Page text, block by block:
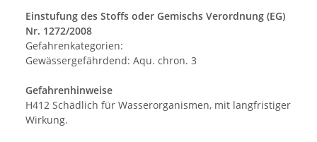
Einstufung des Stoffs oder Gemischs Verordnung (EG)
Nr. 1272/2008
Gefahrenkategorien:
Gewässergefährdend: Aqu. chron. 3
Gefahrenhinweise
H412 Schädlich für Wasserorganismen, mit langfristiger
Wirkung.